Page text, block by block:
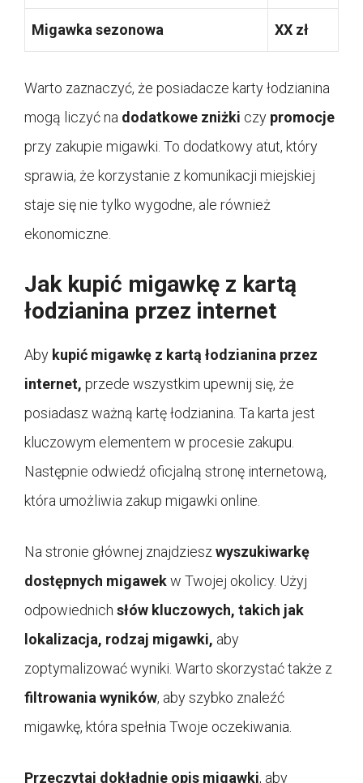
Migawka sezonowa XX zł
Warto zaznaczyć, że posiadacze karty łodzianina
mogą liczyć na dodatkowe zniżki czy promocje
przy zakupie migawki. To dodatkowy atut, który
sprawia, że korzystanie z komunikacji miejskiej
staje się nie tylko wygodne, ale również
ekonomiczne.
Jak kupić migawkę z kartą
łodzianina przez internet
Aby kupić migawkę z kartą łodzianina przez
internet, przede wszystkim upewnij się, że
posiadasz ważną kartę łodzianina. Ta karta jest
kluczowym elementem w procesie zakupu.
Następnie odwiedź oficjalną stronę internetową,
która umożliwia zakup migawki online.
Na stronie głównej znajdziesz wyszukiwarkę
dostępnych migawekw Twojej okolicy. Użyj
odpowiednich słów kluczowych, takich jak
lokalizacja, rodzaj migawki, aby
zoptymalizować wyniki. Warto skorzystać także z
filtrowania wyników, aby szybko znaleźć
migawkę, która spełnia Twoje oczekiwania.
Przeczytaj dokładnie opis migawki, aby